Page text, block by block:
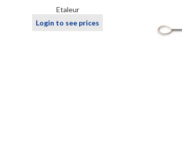
Etaleur
Login to see prices